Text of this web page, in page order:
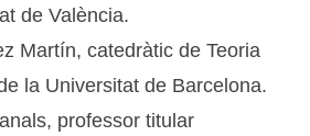
de València.
Martín, catedràtic de Teoria
la Universitat de Barcelona.
professor titular